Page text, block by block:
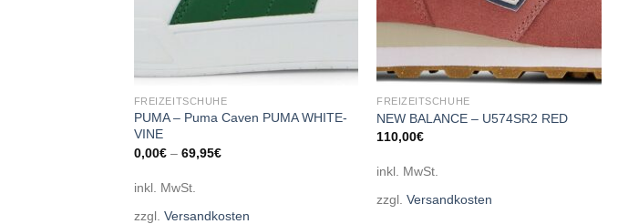
FREIZEITSCHUHE
PUMA – Puma Caven PUMA WHITE-
VINE
0,00€– 69,95€
inkl. MwSt.
zzgl. Versandkosten
FREIZEITSCHUHE
NEW BALANCE – U574SR2 RED
110,00€
inkl. MwSt.
zzgl.Versandkosten